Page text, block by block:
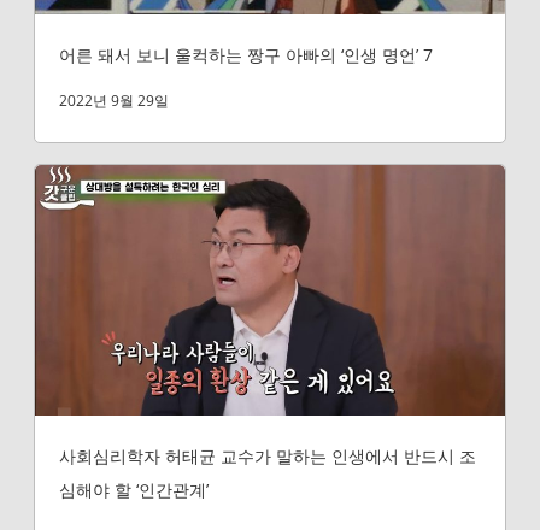
어른 돼서 보니 울컥하는 짱구 아빠의 ‘인생 명언’ 7
2022년 9월 29일
사회심리학자 허태균 교수가 말하는 인생에서 반드시 조
심해야 할 ‘인간관계’